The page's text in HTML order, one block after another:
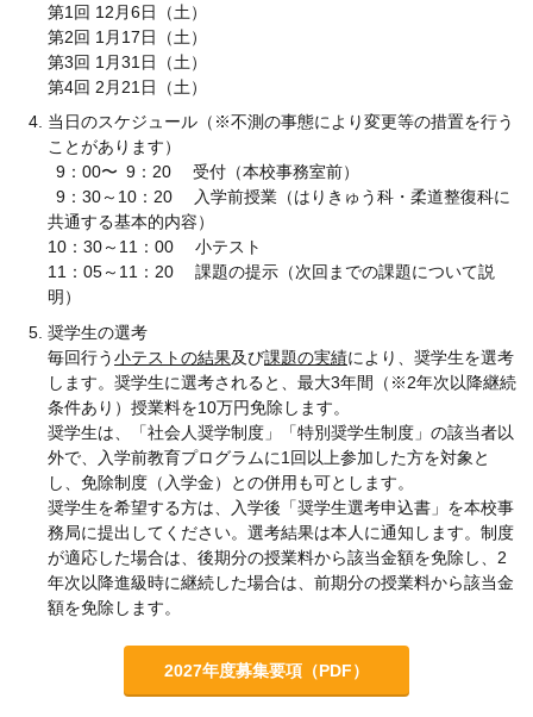
第1回 12月6日（土）
第2回 1月17日（土）
第3回 1月31日（土）
第4回 2月21日（土）
当日のスケジュール（※不測の事態により変更等の措置を行う
ことがあります）
9：00〜 9：20 受付（本校事務室前）
9：30～10：20 入学前授業（はりきゅう科・柔道整復科に
共通する基本的内容）
10：30～11：00 小テスト
11：05～11：20 課題の提示（次回までの課題について説
明）
奨学生の選考
毎回行う小テストの結果及び課題の実績により、奨学生を選考
します。奨学生に選考されると、最大3年間（※2年次以降継続
条件あり）授業料を10万円免除します。
奨学生は、「社会人奨学制度」「特別奨学生制度」の該当者以
外で、入学前教育プログラムに1回以上参加した方を対象と
し、免除制度（入学金）との併用も可とします。
奨学生を希望する方は、入学後「奨学生選考申込書」を本校事
務局に提出してください。選考結果は本人に通知します。制度
が適応した場合は、後期分の授業料から該当金額を免除し、2
年次以降進級時に継続した場合は、前期分の授業料から該当金
額を免除します。
2027年度募集要項（PDF）